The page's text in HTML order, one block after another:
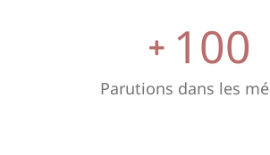
100
Parutions dans les